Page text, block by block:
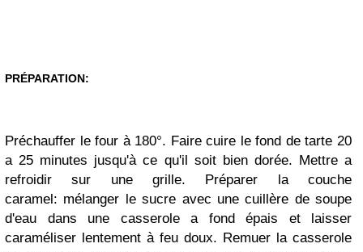
PRÉPARATION:
Préchauffer le four à 180°. Faire cuire le fond de tarte 20
a 25 minutes jusqu'à ce qu'il soit bien dorée. Mettre a
refroidir sur une grille. Préparer la couche
caramel: mélanger le sucre avec une cuillère de soupe
d'eau dans une casserole a fond épais et laisser
caraméliser lentement à feu doux. Remuer la casserole